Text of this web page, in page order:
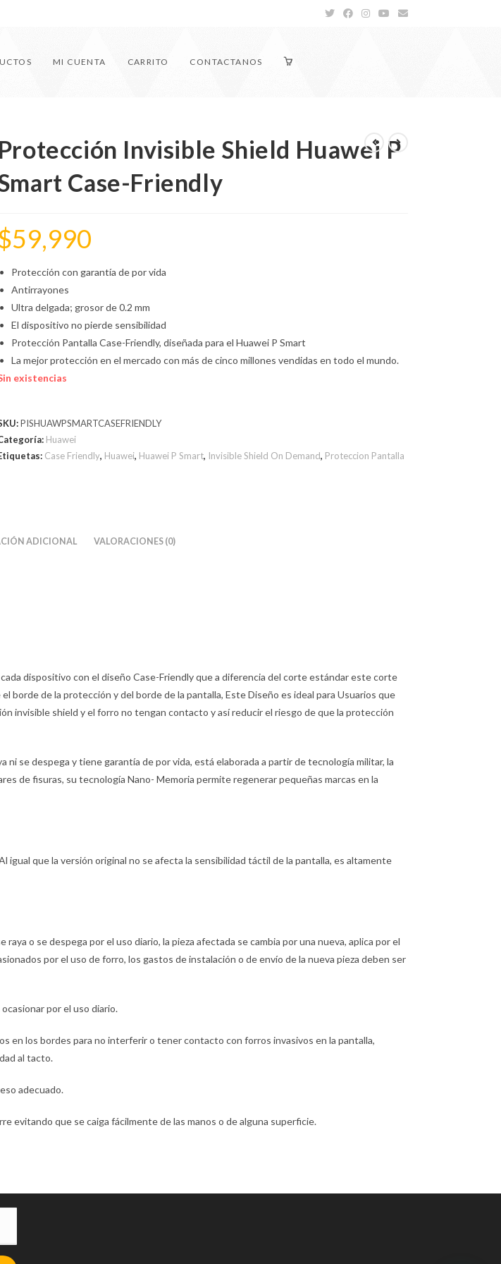
MI CUENTA CARRITO CONTACTANOS
Protección Invisible Shield Huawei P
Case-Friendly
59,990
Protección con garantía de por vida
Antirrayones
Ultra delgada; grosor de 0.2 mm
El dispositivo no pierde sensibilidad
Protección Pantalla Case-Friendly, diseñada para el Huawei P Smart
La mejor protección en el mercado con más de cinco millones vendidas en todo el mundo.
existencias
PISHUAWPSMARTCASEFRIENDLY
Huawei
Case Friendly, Huawei, Huawei P Smart, Invisible Shield On Demand, Proteccion Pantalla
ADICIONAL VALORACIONES (0)
dispositivo con el diseño Case-Friendly que a diferencia del corte estándar este corte
borde de la protección y del borde de la pantalla, Este Diseño es ideal para Usuarios que
invisible shield y el forro no tengan contacto y así reducir el riesgo de que la protección
se despega y tiene garantía de por vida, está elaborada a partir de tecnología militar, la
de fisuras, su tecnología Nano- Memoria permite regenerar pequeñas marcas en la
igual que la versión original no se afecta la sensibilidad táctil de la pantalla, es altamente
o se despega por el uso diario, la pieza afectada se cambia por una nueva, aplica por el
por el uso de forro, los gastos de instalación o de envío de la nueva pieza deben ser
por el uso diario.
en los bordes para no interferir o tener contacto con forros invasivos en la pantalla,
al tacto.
adecuado.
evitando que se caiga fácilmente de las manos o de alguna superficie.